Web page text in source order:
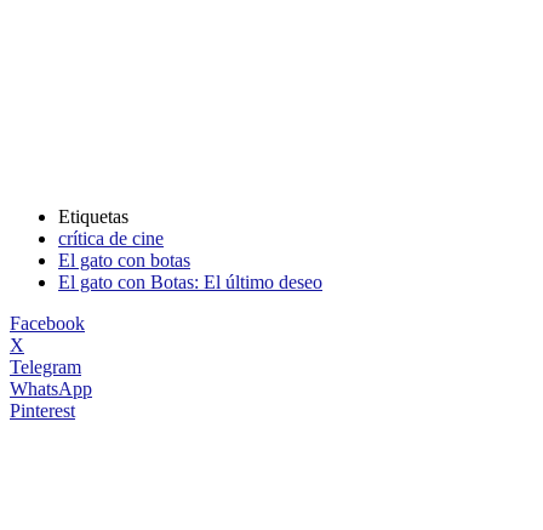
Etiquetas
crítica de cine
El gato con botas
El gato con Botas: El último deseo
Facebook
X
Telegram
WhatsApp
Pinterest